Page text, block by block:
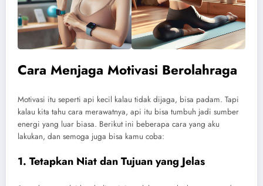
Cara Menjaga Motivasi Berolahraga
Motivasi itu seperti api kecil kalau tidak dijaga, bisa padam. Tapi
kalau kita tahu cara merawatnya, api itu bisa tumbuh jadi sumber
energi yang luar biasa. Berikut ini beberapa cara yang aku
lakukan, dan semoga juga bisa kamu coba:
1. Tetapkan Niat dan Tujuan yang Jelas